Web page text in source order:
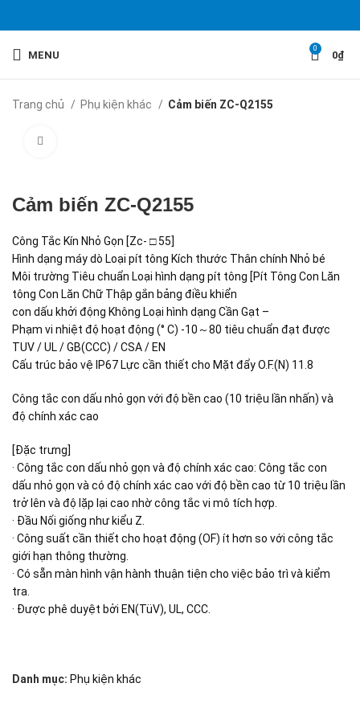
MENU
0
0₫
Trang chủ Phụ kiện khác Cảm biến ZC-Q2155
Cảm biến ZC-Q2155
Công Tắc Kín Nhỏ Gọn [Zc- □ 55]
Hình dạng máy dò Loại pít tông Kích thước Thân chính Nhỏ bé
Môi trường Tiêu chuẩn Loại hình dạng pít tông [Pít Tông Con Lăn
tông Con Lăn Chữ Thập gắn bảng điều khiển
con dấu khởi động Không Loại hình dạng Cần Gạt –
Phạm vi nhiệt độ hoạt động (° C) -10～80 tiêu chuẩn đạt được
TUV / UL / GB(CCC) / CSA / EN
Cấu trúc bảo vệ IP67 Lực cần thiết cho Mặt đẩy O.F.(N) 11.8
Công tắc con dấu nhỏ gọn với độ bền cao (10 triệu lần nhấn) và
độ chính xác cao
[Đặc trưng]
· Công tắc con dấu nhỏ gọn và độ chính xác cao: Công tắc con
dấu nhỏ gọn và có độ chính xác cao với độ bền cao từ 10 triệu lần
trở lên và độ lặp lại cao nhờ công tắc vi mô tích hợp.
· Đầu Nối giống như kiểu Z.
· Công suất cần thiết cho hoạt động (OF) ít hơn so với công tắc
giới hạn thông thường.
· Có sẵn màn hình vận hành thuận tiện cho việc bảo trì và kiểm
tra.
· Được phê duyệt bởi EN(TüV), UL, CCC.
Danh mục: Phụ kiện khác